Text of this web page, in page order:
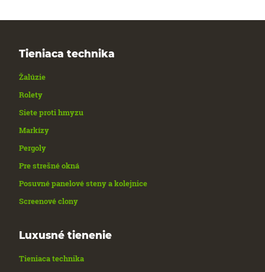
Tieniaca technika
Žalúzie
Rolety
Siete proti hmyzu
Markízy
Pergoly
Pre strešné okná
Posuvné panelové steny a kolejnice
Screenové clony
Luxusné tienenie
Tieniaca technika